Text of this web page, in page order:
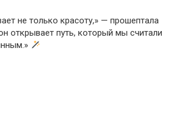
не только красоту,» — прошептала
открывает путь, который мы считали